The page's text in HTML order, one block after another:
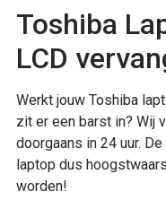
Toshiba
LCD
Werkt jouw Toshiba
zit er een barst in? Wij
doorgaans in 24 uur.
laptop dus
worden!